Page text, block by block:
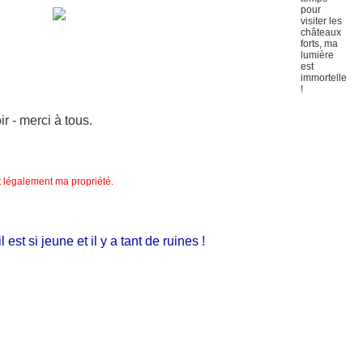
- merci à tous.
légalement ma propriété.
si jeune et il y a tant de ruines !